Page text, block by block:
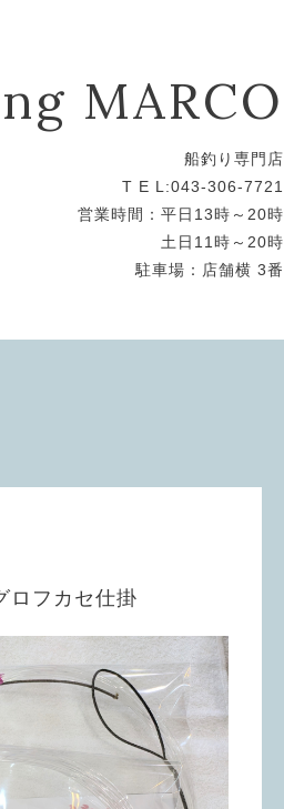
MARCO
船釣り専門店
T E L:043-306-7721
営業時間：平日13時～20時
土日11時～20時
駐車場：店舗横 3番
フカセ仕掛